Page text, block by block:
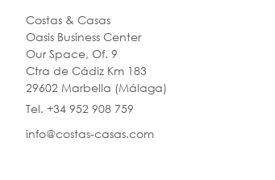
Costas & Casas
Oasis Business Center
Our Space, Of. 9
Ctra de Cádiz Km 183
29602 Marbella (Málaga)
Tel. +34 952 908 759
info@costas-casas.com